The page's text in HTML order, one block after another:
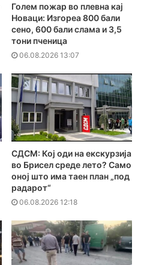
Голем пожар во плевна кај
Новаци: Изгореа 800 бали
сено, 600 бали слама и 3,5
тони пченица
06.08.2026 13:07
СДСМ: Кој оди на екскурзија
во Брисел среде лето? Само
оној што има таен план „под
радарот“
06.08.2026 12:18